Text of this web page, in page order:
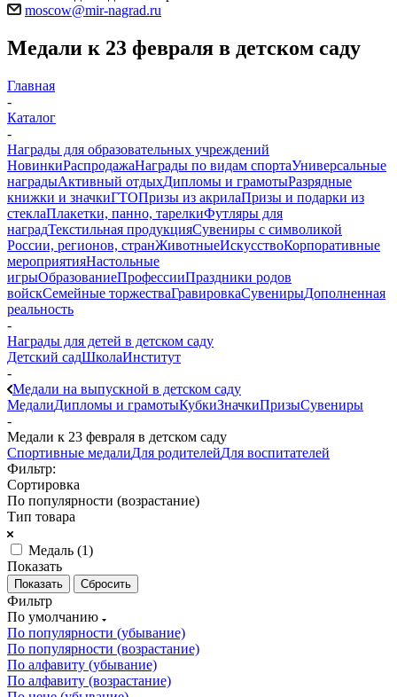
moscow@mir-nagrad.ru
Медали к 23 февраля в детском саду
Главная
-
Каталог
-
Награды для образовательных учреждений
НовинкиРаспродажаНаграды по видам спортаУниверсальные
наградыАктивный отдыхДипломы и грамотыРазрядные
книжки и значкиГТОПризы из акрилаПризы и подарки из
стеклаПлакетки, панно, тарелкиФутляры для
наградТекстильная продукцияСувениры с символикой
России, регионов, странЖивотныеИскусствоКорпоративные
мероприятияНастольные
игрыОбразованиеПрофессииПраздники родов
войскСемейные торжестваГравировкаСувенирыДополненная
реальность
-
Награды для детей в детском саду
Детский садШколаИнститут
-
Медали на выпускной в детском саду
МедалиДипломы и грамотыКубкиЗначкиПризыСувениры
-
Медали к 23 февраля в детском саду
Спортивные медалиДля родителейДля воспитателей
Фильтр:
Сортировка
По популярности (возрастание)
Тип товара
Медаль (1)
Показать
Сбросить
Фильтр
По умолчанию
По популярности (убывание)
По популярности (возрастание)
По алфавиту (убывание)
По алфавиту (возрастание)